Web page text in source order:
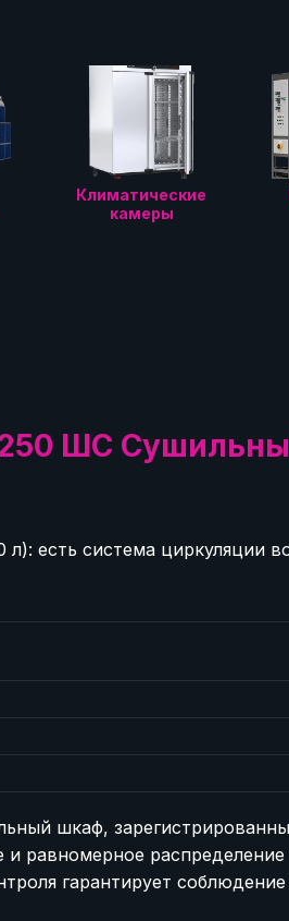
Климатические
камеры
ШС
есть система циркуляции
шкаф,
и равномерное
гарантирует